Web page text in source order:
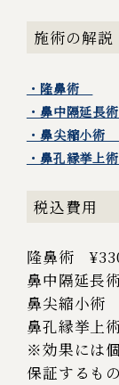
施術の解説
・隆鼻術
・鼻中隔延長術
・鼻尖縮小術
・鼻孔縁挙上
税込費用
隆鼻術
鼻中隔延長
鼻尖縮小術
鼻孔縁挙上
※効果には
保証するも